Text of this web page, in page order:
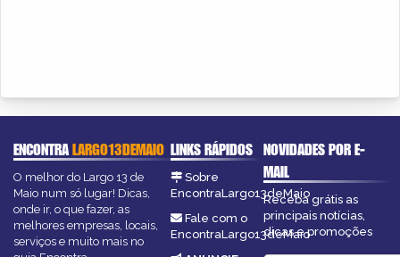
ENCONTRALARGO13DEMAIO
O melhor do Largo 13 de
Maio num só lugar! Dicas,
onde ir, o que fazer, as
melhores empresas, locais,
serviços e muito mais no
LINKS RÁPIDOS
Sobre
EncontraLargo13deMaio
Fale com o
EncontraLargo13deMaio
NOVIDADES POR E-
MAIL
Receba grátis as
principais notícias,
dicas e promoções